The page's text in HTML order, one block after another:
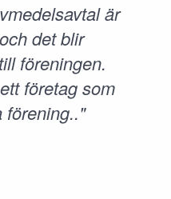
är
det blir
föreningen.
företag som
förening.."